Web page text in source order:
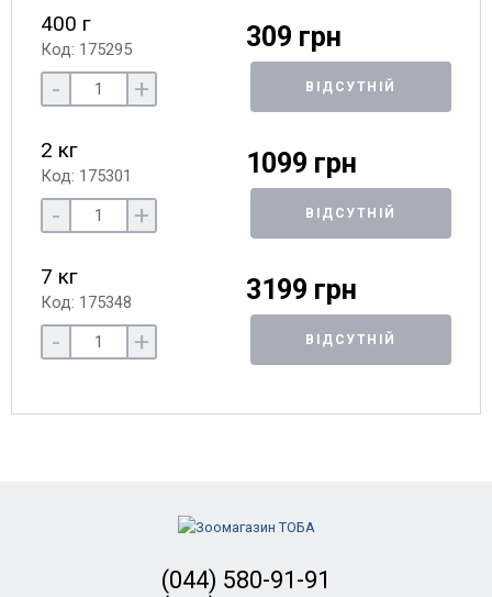
400 г
Код: 175295 309 грн
- + ВІДСУТНІЙ
2 кг
Код: 175301 1099 грн
- + ВІДСУТНІЙ
7 кг
Код: 175348 3199 грн
- + ВІДСУТНІЙ
(044) 580-91-91